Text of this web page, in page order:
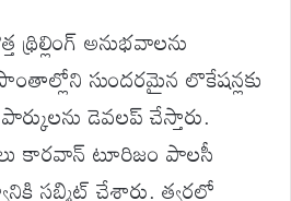
థ్రిల్లింగ్ అనుభవాలను
సుందరమైన లొకేషన్లకు
డెవలప్ చేస్తారు.
కారవాన్ టూరిజం పాలసీ
సబ్మిట్ చేశారు. త్వరలో